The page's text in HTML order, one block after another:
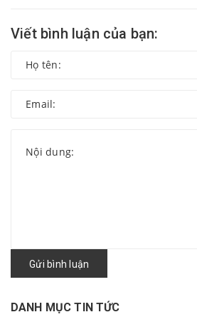
Viết bình luận của bạn:
Gửi bình luận
DANH MỤC TIN TỨC